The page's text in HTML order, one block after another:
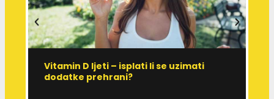
Vitamin D ljeti – isplati li se uzimati
dodatke prehrani?